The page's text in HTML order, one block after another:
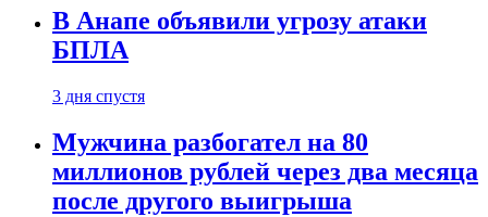
В Анапе объявили угрозу атаки
БПЛА
3 дня спустя
Мужчина разбогател на 80
миллионов рублей через два месяца
после другого выигрыша